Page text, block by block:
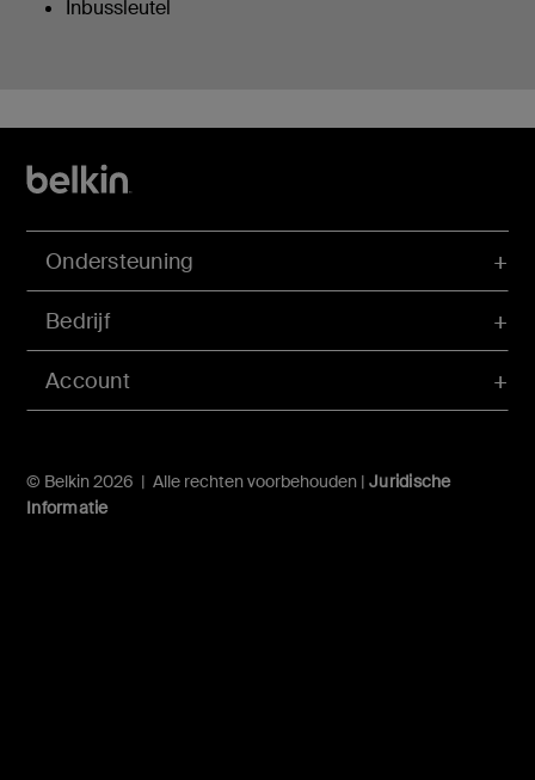
Inbussleutel
Account
Ondersteuning
Bedrijf
© Belkin 2026 | Alle rechten voorbehouden | Juridische
Informatie